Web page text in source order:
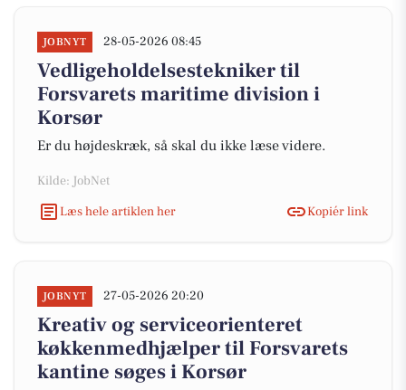
JOBNYT 28-05-2026 08:45
Vedligeholdelsestekniker til
Forsvarets maritime division i
Korsør
Er du højdeskræk, så skal du ikke læse videre.
Kilde: JobNet
Læs hele artiklen her
Kopiér link
JOBNYT 27-05-2026 20:20
Kreativ og serviceorienteret
køkkenmedhjælper til Forsvarets
kantine søges i Korsør